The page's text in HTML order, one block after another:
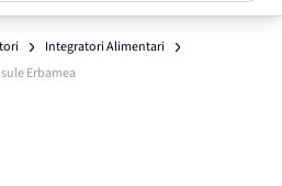
Integratori Alimentari
Erbamea